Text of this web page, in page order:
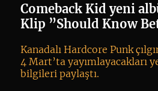
Comeback Kid yeni
Klip ”Should Know
Kanadalı Hardcore Punk
4 Mart’ta yayımlayacakları
bilgileri paylaştı.